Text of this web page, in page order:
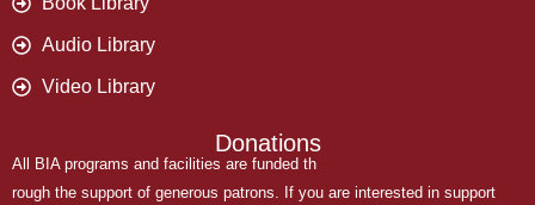
Audio Library
Video Library
Donations
All BIA programs and facilities are funded th
rough the support of generous patrons. If you are interested in support